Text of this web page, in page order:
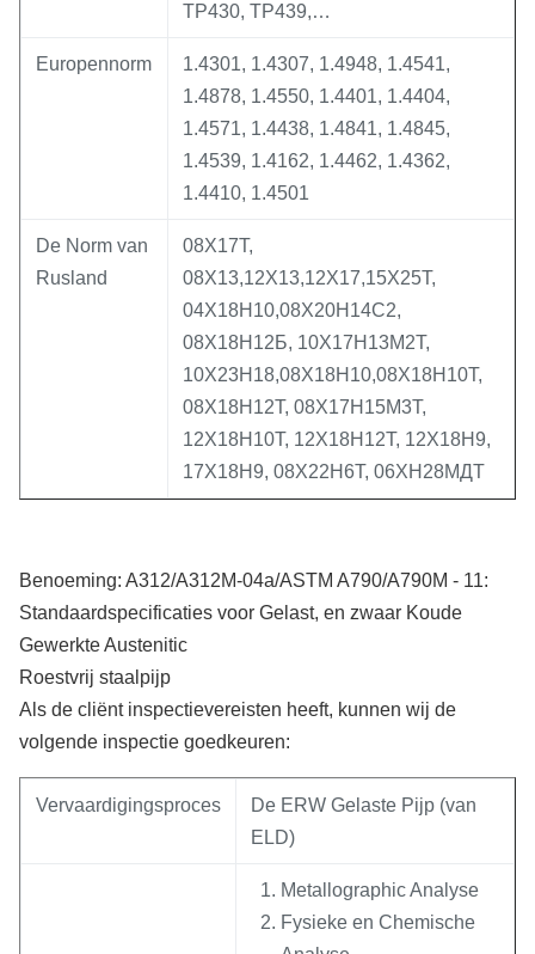
TP430, TP439,…
Europennorm
1.4301, 1.4307, 1.4948, 1.4541,
1.4878, 1.4550, 1.4401, 1.4404,
1.4571, 1.4438, 1.4841, 1.4845,
1.4539, 1.4162, 1.4462, 1.4362,
1.4410, 1.4501
De Norm van
Rusland
08Х17Т,
08Х13,12Х13,12Х17,15Х25Т,
04Х18Н10,08Х20Н14С2,
08Х18Н12Б, 10Х17Н13М2Т,
10Х23Н18,08Х18Н10,08Х18Н10Т,
08Х18Н12Т, 08Х17Н15М3Т,
12Х18Н10Т, 12Х18Н12Т, 12Х18Н9,
17Х18Н9, 08Х22Н6Т, 06ХН28МДТ
Benoeming: A312/A312M-04a/ASTM A790/A790M - 11:
Standaardspecificaties voor Gelast, en zwaar Koude
Gewerkte Austenitic
Roestvrij staalpijp
Als de cliënt inspectievereisten heeft, kunnen wij de
volgende inspectie goedkeuren:
Vervaardigingsproces
De ERW Gelaste Pijp (van
ELD)
Metallographic Analyse
Fysieke en Chemische